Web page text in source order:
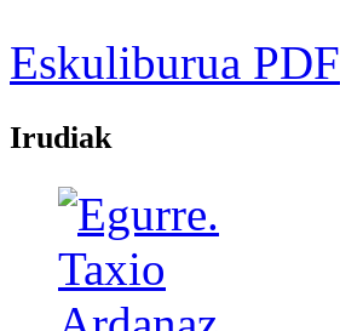
Eskuliburua PDF
Irudiak